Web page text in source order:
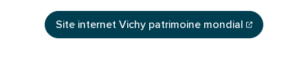
Site internet Vichy patrimoine mondial
(ouverture dans un nouvel